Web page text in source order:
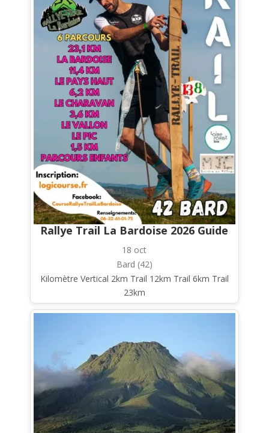
Rallye Trail La Bardoise 2026 Guide
18 oct
Bard (42)
Kilomètre Vertical 2km Trail 12km Trail 6km Trail
23km